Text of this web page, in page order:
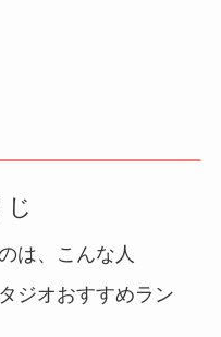
じ
は、こんな人
ジオおすすめラン